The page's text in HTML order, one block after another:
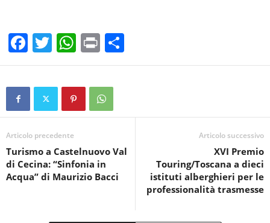
F
a
c
b
o
o
k
T
wi
tt
W
h
at
s
A
p
Pr
in
t
o
vi
Articolo precedente
Turismo a Castelnuovo Val
di Cecina: “Sinfonia in
Acqua” di Maurizio Bacci
Articolo successivo
XVI Premio
Touring/Toscana a dieci
istituti alberghieri per le
professionalità trasmesse